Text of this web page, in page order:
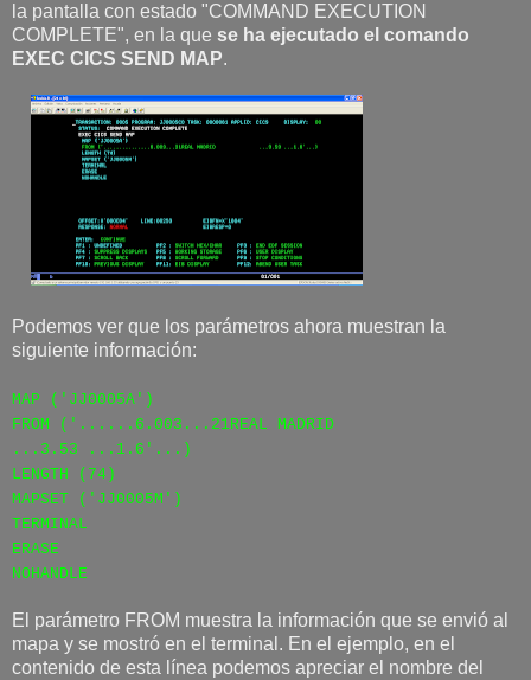
la pantalla con estado "COMMAND EXECUTION
COMPLETE", en la que se ha ejecutado el comando
EXEC CICS SEND MAP.
Podemos ver que los parámetros ahora muestran la
siguiente información:
MAP ('JJ0005A')
FROM ('......6.003...21REAL MADRID
...3.53 ...1.6'...)
LENGTH (74)
MAPSET ('JJ0005M')
TERMINAL
ERASE
NOHANDLE
El parámetro FROM muestra la información que se envió al
mapa y se mostró en el terminal. En el ejemplo, en el
contenido de esta línea podemos apreciar el nombre del